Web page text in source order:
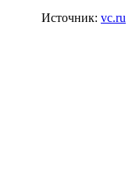
Источник: vc.ru